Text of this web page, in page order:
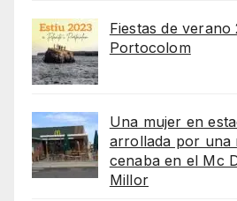
Fiestas de
Portocolom
Una mujer en
arrollada por una
cenaba en el Mc
Millor